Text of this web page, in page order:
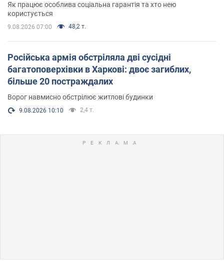
Як працює особлива соціальна гарантія та хто нею
користується
9.08.2026 07:00 48,2 т.
Російська армія обстріляла дві сусідні
багатоповерхівки в Харкові: двоє загиблих,
більше 20 постраждалих
Ворог навмисно обстрілює житлові будинки
9.08.2026 10:10 2,4 т.